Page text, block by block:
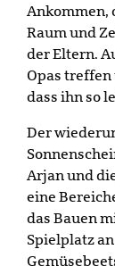
Ankommen,
Raum und
der Eltern.
Opas treffen
dass ihn so
Der
Arjan und
eine
das Bauen
Spielplatz